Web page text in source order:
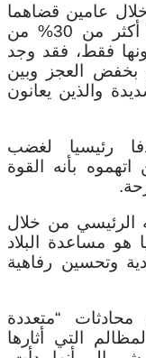
عامين قضاهما
روتو في السلطة. ومع إنفاق كينيا أكثر من 30% من
فقط، فقد وجد
بخفض العجز وبين
والذين يعانون
رئيسيا لغضب
اتهموه بأنه القوة
الرئيسي من خلال
هو مساعدة البلاد
وتحسين رفاهية
“متعددة
التي أثارها